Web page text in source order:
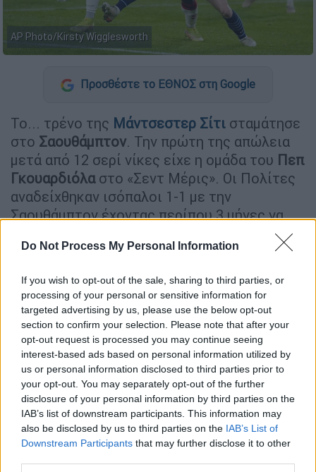
Do Not Process My Personal Information
If you wish to opt-out of the sale, sharing to third parties, or
processing of your personal or sensitive information for
targeted advertising by us, please use the below opt-out
section to confirm your selection. Please note that after your
opt-out request is processed you may continue seeing
interest-based ads based on personal information utilized by
us or personal information disclosed to third parties prior to
your opt-out. You may separately opt-out of the further
disclosure of your personal information by third parties on the
IAB’s list of downstream participants. This information may
also be disclosed by us to third parties on the IAB’s List of
Downstream Participants that may further disclose it to other
AP Photo/Kirsty Wigglesworth
Προσθέστε το ΕΘΝΟΣ στη Google
Το... τρένο της Μάντσεστερ Σίτι σταμάτησε
στο Σαουθάμπτον. Την πρώτη της απώλεια
μετά από 12 σερί νίκες είχε η ομάδα του Πεπ
Γκουαρδιόλαστο «Σεντ Μέρις». Οι Πολίτες
αναδείχθηκαν ισόπαλοι 1-1 με την
Σαουθάμπτον έχοντας περίπου 3 μήνες να
χάσουν βαθμό καθώς τελευταία φορά που
γκέλαραν στην Premier Leagueήταν στις 30
έδρας από τηνΚρίσταλ Πάλας(0-2).
ΔΙΑΒΑΣΤΕ ΕΠΙΣΗΣ
Αθλητισμός |22.01.2022 23:40
Deal 3 εκατομμυρίων για ΠΑΟΚ: Μια
«ανάσα» από την Τούμπα ο Σοάρες!
Αθλητισμός|22.01.2022 23:26